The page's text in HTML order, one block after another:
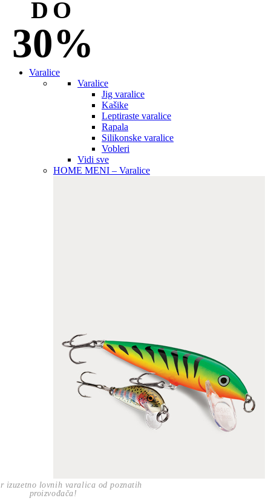
DO
30%
Varalice
Varalice
Jig varalice
Kašike
Leptiraste varalice
Rapala
Silikonske varalice
Vobleri
Vidi sve
HOME MENI – Varalice
izuzetno lovnih varalica od poznatih
proizvođača!